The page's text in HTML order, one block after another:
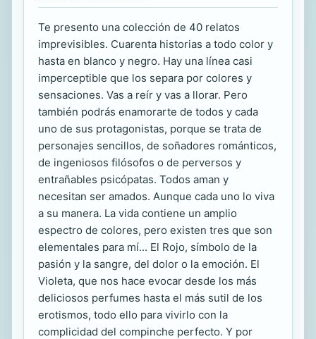
Te presento una colección de 40 relatos
imprevisibles. Cuarenta historias a todo color y
hasta en blanco y negro. Hay una línea casi
imperceptible que los separa por colores y
sensaciones. Vas a reír y vas a llorar. Pero
también podrás enamorarte de todos y cada
uno de sus protagonistas, porque se trata de
personajes sencillos, de soñadores románticos,
de ingeniosos filósofos o de perversos y
entrañables psicópatas. Todos aman y
necesitan ser amados. Aunque cada uno lo viva
a su manera. La vida contiene un amplio
espectro de colores, pero existen tres que son
elementales para mí... El Rojo, símbolo de la
pasión y la sangre, del dolor o la emoción. El
Violeta, que nos hace evocar desde los más
deliciosos perfumes hasta el más sutil de los
erotismos, todo ello para vivirlo con la
complicidad del compinche perfecto. Y por